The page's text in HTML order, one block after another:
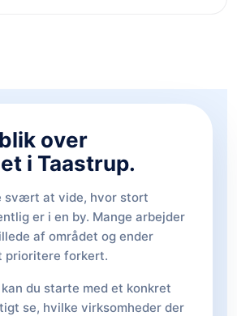
over
i Taastrup.
svært at vide, hvor stort
er i en by. Mange arbejder
af området og ender
prioritere forkert.
du starte med et konkret
se, hvilke virksomheder der